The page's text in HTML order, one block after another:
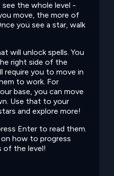
the whole level -
move, the more of
you see a star, walk
will unlock spells. You
right side of the
require you to move in
to work. For
base, you can move
Use that to your
and explore more!
Enter to read them.
how to progress
of the level!